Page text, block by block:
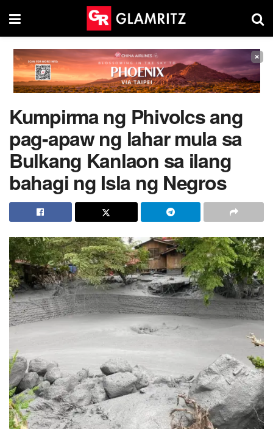
×
Kumpirma ng Phivolcs ang
pag-apaw ng lahar mula sa
Bulkang Kanlaon sa ilang
bahagi ng Isla ng Negros